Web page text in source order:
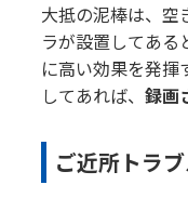
大抵の泥棒は、空
ラが設置してある
に高い効果を発揮
してあれば、 録画
ご近所トラ